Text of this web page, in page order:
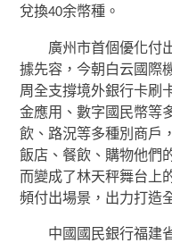
兌換40余幣種。
廣州市首個優化付
據先容，今朝白云國際
周全支撐境外銀行卡刷
金應用、數字國民幣等
飲、路況等多種別商戶
飯店、餐飲、購物他們
而變成了林天秤舞台上
頻付出場景，出力打造
中國國民銀行福建